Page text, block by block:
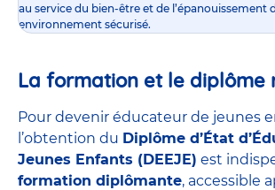
au service du bien-être et de l’épanouissement
environnement sécurisé.
La formation et le diplôme
Pour devenir éducateur de jeunes
l’obtention du Diplôme d’État
Jeunes Enfants (DEEJE) est
formation diplômante, accessible